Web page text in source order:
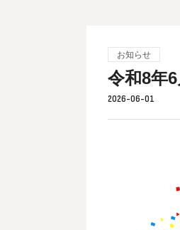
お知らせ
令和8年
2026-06-01